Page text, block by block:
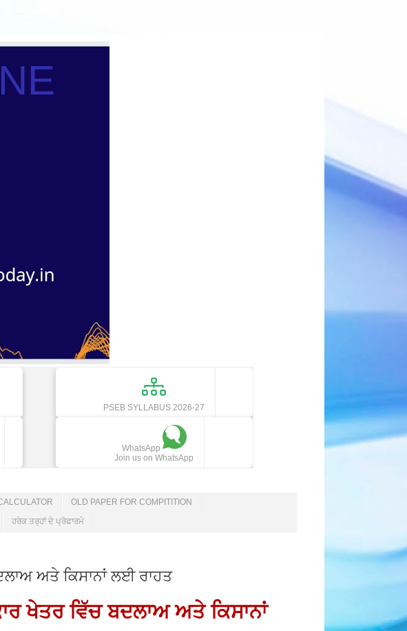
PSEB SYLLABUS 2026-27
WhatsApp
Join us on WhatsApp
OLD PAPER FOR COMPITITION
ਹਰੇਕ ਤਰ੍ਹਾਂ ਦੇ ਪ੍ਰੋਫਾਰਮੇ
ਅਤੇ ਕਿਸਾਨਾਂ ਲਈ ਰਾਹਤ
ਖੇਤਰ ਵਿੱਚ ਬਦਲਾਅ ਅਤੇ ਕਿਸਾਨਾਂ